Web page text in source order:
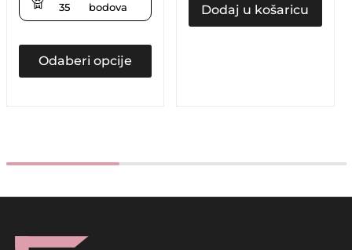
35
bodova
Odaberi opcije
Dodaj u košaricu